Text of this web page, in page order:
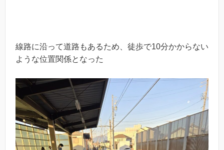
線路に沿って道路もあるため、徒歩で10分かからない
ような位置関係となった